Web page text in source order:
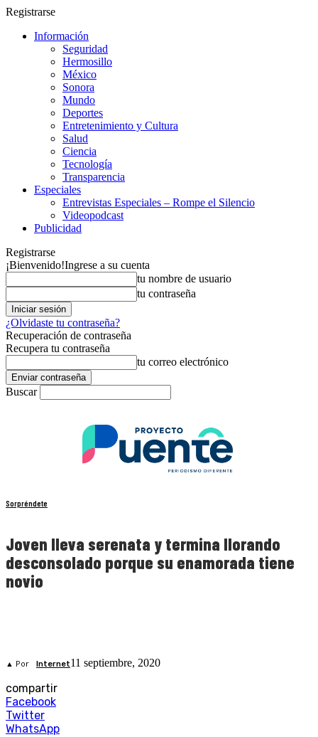
Registrarse
Información
Seguridad
Hermosillo
México
Sonora
Mundo
Deportes
Entretenimiento y Cultura
Salud
Ciencia
Tecnología
Transparencia
Especiales
Entrevistas Especiales – Rompe el Silencio
Videopodcast
Publicidad
Registrarse
¡Bienvenido!Ingrese a su cuenta
tu nombre de usuario
tu contraseña
¿Olvidaste tu contraseña?
Recuperación de contraseña
Recupera tu contraseña
tu correo electrónico
Buscar
Sorpréndete
Joven lleva serenata y termina llorando
desconsolado porque su enamorada tiene
novio
▲ Por Internet11 septiembre, 2020
compartir
Facebook
Twitter
WhatsApp